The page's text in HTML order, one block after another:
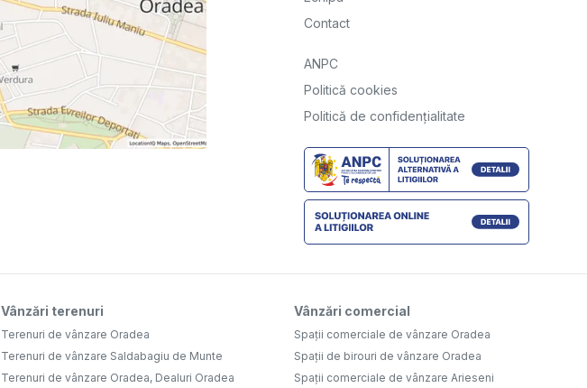
Contact
ANPC
Politică cookies
Politică de confidențialitate
Vânzări terenuri
Terenuri de vânzare Oradea
Terenuri de vânzare Saldabagiu de Munte
Terenuri de vânzare Oradea, Dealuri Oradea
Vânzări comercial
Spații comerciale de vânzare Oradea
Spații de birouri de vânzare Oradea
Spații comerciale de vânzare Arieseni